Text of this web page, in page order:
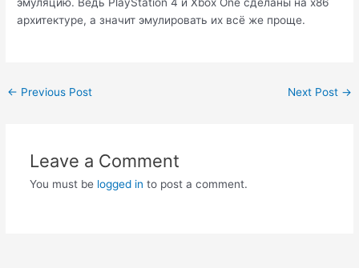
архитектуре, а значит эмулировать их всё же проще.
Post
← Previous Post Next Post →
Leave a Comment
You must be logged in to post a comment.